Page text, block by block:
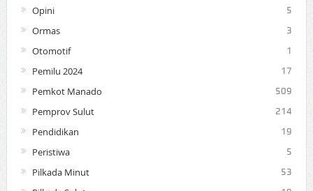
Opini 5
Ormas 3
Otomotif 1
Pemilu 2024 17
Pemkot Manado 509
Pemprov Sulut 214
Pendidikan 19
Peristiwa 5
Pilkada Minut 53